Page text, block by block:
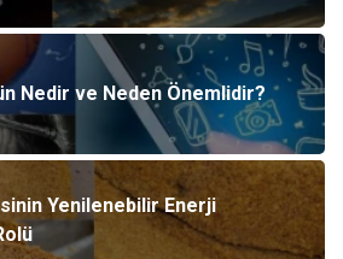
Nedir ve Neden Önemlidir?
Yenilenebilir Enerji